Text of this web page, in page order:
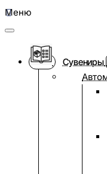
Меню
Сувениры